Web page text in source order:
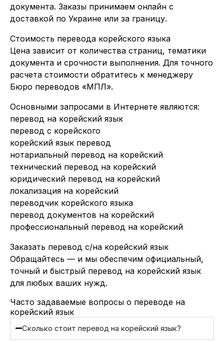
документа. Заказы принимаем онлайн с
доставкой по Украине или за границу.
Стоимость перевода корейского языка
Цена зависит от количества страниц, тематики
документа и срочности выполнения. Для точного
расчета стоимости обратитесь к менеджеру
Бюро переводов «МПЛ».
Основными запросами в Интернете являются:
перевод на корейский язык
перевод с корейского
корейский язык перевод
нотариальный перевод на корейский
технический перевод на корейский
юридический перевод на корейский
локализация на корейский
переводчик корейского языка
перевод документов на корейский
профессиональный перевод на корейский
Заказать перевод с/на корейский язык
Обращайтесь — и мы обеспечим официальный,
точный и быстрый перевод на корейский язык
для любых ваших нужд.
Часто задаваемые вопросы о переводе на
корейский язык
Сколько стоит перевод на корейский язык?